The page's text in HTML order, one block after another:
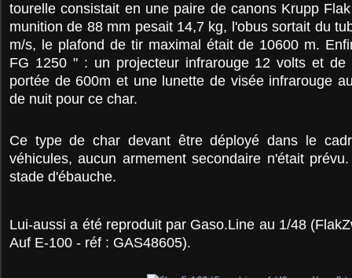
tourelle consistait en une paire de canons Krupp
munition de 88 mm pesait 14,7 kg, l'obus sortait du
m/s, le plafond de tir maximal était de 10600 m.
FG 1250 " : un projecteur infrarouge 12 volts et de
portée de 600m et une lunette de visée infrarouge
de nuit pour ce char.
Ce type de char devant être déployé dans le
véhicules, aucun armement secondaire n'était
stade d'ébauche.
Lui-aussi a été reproduit par Gaso.Line au 1/48
Auf E-100 - réf : GAS48605).